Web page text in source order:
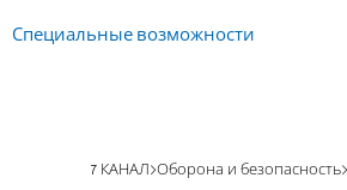
Специальные возможности
7 КАНАЛ Оборона и безопасность